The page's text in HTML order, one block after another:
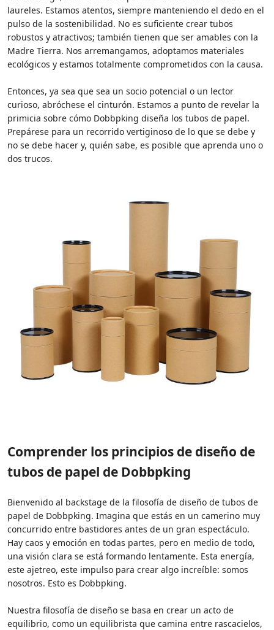
laureles. Estamos atentos, siempre manteniendo el dedo en el
pulso de la sostenibilidad. No es suficiente crear tubos
robustos y atractivos; también tienen que ser amables con la
Madre Tierra. Nos arremangamos, adoptamos materiales
ecológicos y estamos totalmente comprometidos con la causa.
Entonces, ya sea que sea un socio potencial o un lector
curioso, abróchese el cinturón. Estamos a punto de revelar la
primicia sobre cómo Dobbpking diseña los tubos de papel.
Prepárese para un recorrido vertiginoso de lo que se debe y
no se debe hacer y, quién sabe, es posible que aprenda uno o
dos trucos.
Comprender los principios de diseño de
tubos de papel de Dobbpking
Bienvenido al backstage de la filosofía de diseño de tubos de
papel de Dobbpking. Imagina que estás en un camerino muy
concurrido entre bastidores antes de un gran espectáculo.
Hay caos y emoción en todas partes, pero en medio de todo,
una visión clara se está formando lentamente. Esta energía,
este ajetreo, este impulso para crear algo increíble: somos
nosotros. Esto es Dobbpking.
Nuestra filosofía de diseño se basa en crear un acto de
equilibrio, como un equilibrista que camina entre rascacielos,